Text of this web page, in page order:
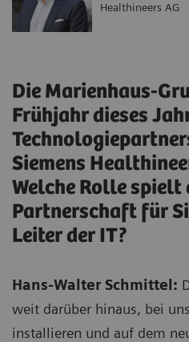
Healthineers AG
Die Marienhaus-
Frühjahr dieses
Siemens
Welche Rolle spielt
Partnerschaft für
Leiter der IT?
Hans-Walter Schmittel:
weit darüber hinaus, bei
installieren und auf dem